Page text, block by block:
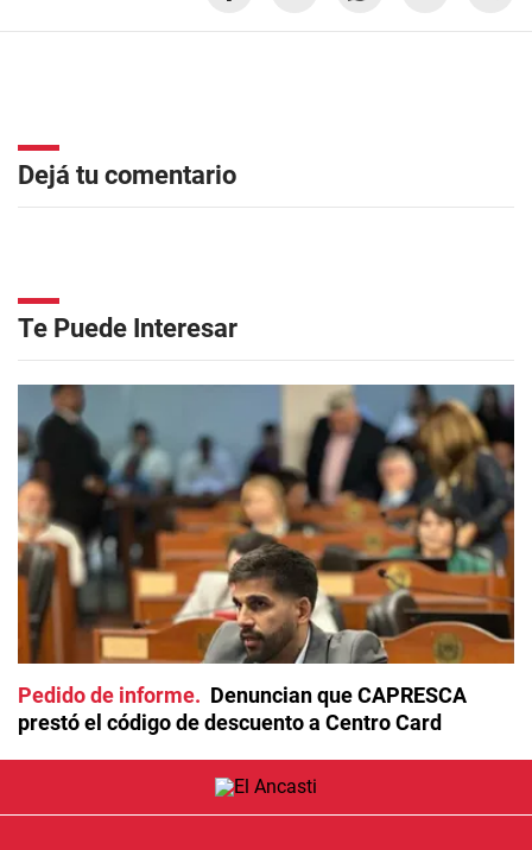
Dejá tu comentario
Te Puede Interesar
Pedido de informe
Denuncian que CAPRESCA
prestó el código de descuento a Centro Card